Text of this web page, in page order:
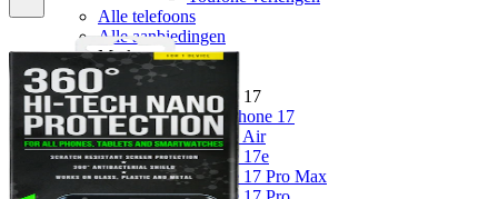
Alle telefoons
Alle aanbiedingen
Merken
Apple
Apple iPhone 17
Alle Apple iPhone 17
Apple iPhone Air
Apple iPhone 17e
Apple iPhone 17 Pro Max